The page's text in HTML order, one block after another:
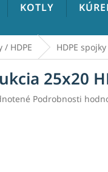
KOTLY
/ HDPE HDPE
25x20
Podrobnosti